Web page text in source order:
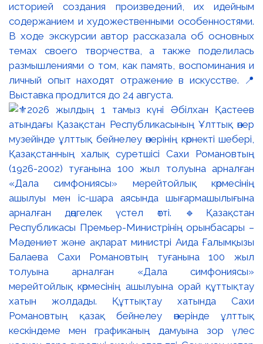
историей создания произведений, их идейным
содержанием и художественными особенностями.
В ходе экскурсии автор рассказала об основных
темах своего творчества, а также поделилась
размышлениями о том, как память, воспоминания и
личный опыт находят отражение в искусстве. 📍
Выставка продлится до 24 августа.